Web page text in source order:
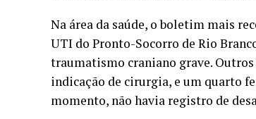
Na área da saúde, o boletim mais
UTI do Pronto-Socorro de Rio
traumatismo craniano grave.
indicação de cirurgia, e um quarto
momento, não havia registro de